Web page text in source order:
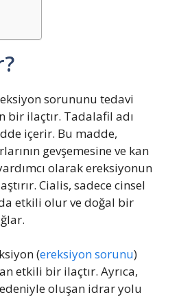
sorununu tedavi
bir ilaçtır. Tadalafil adı
içerir. Bu madde,
gevşemesine ve kan
olarak ereksiyonun
Cialis, sadece cinsel
etkili olur ve doğal bir
(ereksiyon sorunu)
etkili bir ilaçtır. Ayrıca,
oluşan idrar yolu